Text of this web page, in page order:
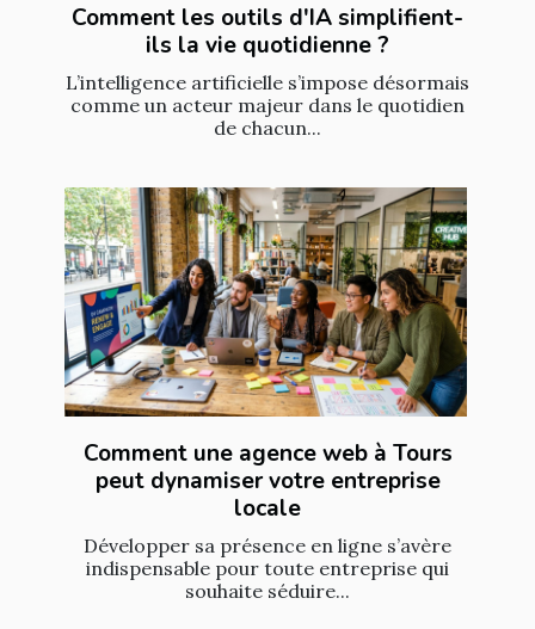
Comment les outils d'IA simplifient-
ils la vie quotidienne ?
L’intelligence artificielle s’impose désormais
comme un acteur majeur dans le quotidien
de chacun...
Comment une agence web à Tours
peut dynamiser votre entreprise
locale
Développer sa présence en ligne s’avère
indispensable pour toute entreprise qui
souhaite séduire...